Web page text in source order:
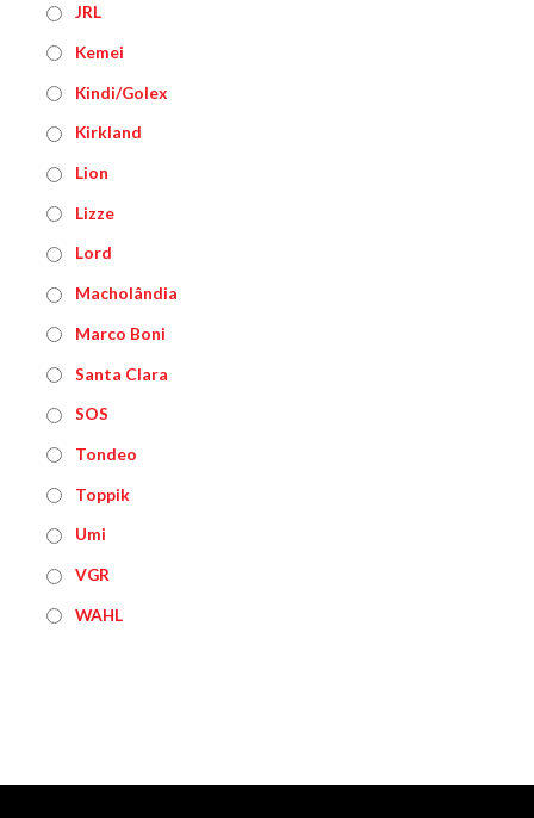
JRL
Kemei
Kindi/Golex
Kirkland
Lion
Lizze
Lord
Macholândia
Marco Boni
Santa Clara
SOS
Tondeo
Toppik
Umi
VGR
WAHL